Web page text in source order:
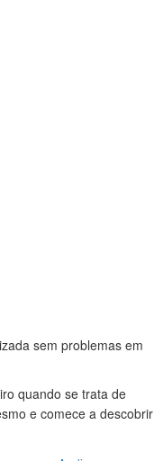
sem problemas em
quando se trata de
e comece a descobrir